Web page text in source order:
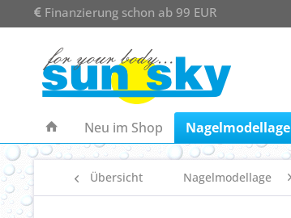
Finanzierung schon ab 99 EUR
Neu im Shop Nagelmodellage
Übersicht Nagelmodellage